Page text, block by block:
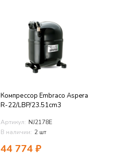
Компрессор Embraco Aspera
R-22/LBP/23.51cm3
Артикул: NJ2178E
В наличии: 2 шт
44 774₽